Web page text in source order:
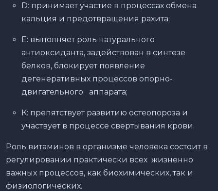
D: принимает участие в процессах обмена
кальция и предотвращения рахита;
Е: выполняет роль натурального
антиоксиданта, задействован в синтезе
белков, блокирует появление
дегенеративных процессов опорно-
двигательного аппарата;
К: препятствует развитию остеопороза и
участвует в процессе свертывания крови.
Роль витаминов в организме человека состоит в
регулировании практически всех жизненно
важных процессов, как биохимических, так и
физиологических.